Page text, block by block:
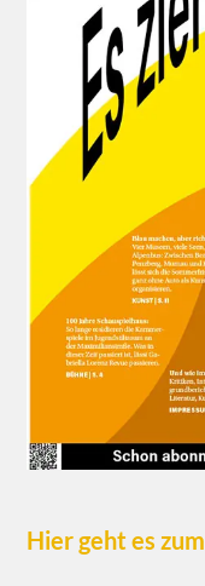
Hier geht es